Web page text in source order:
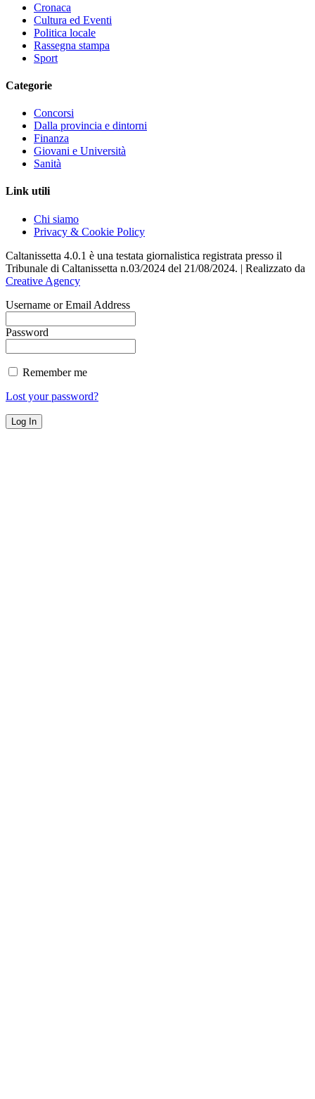
Cronaca
Cultura ed Eventi
Politica locale
Rassegna stampa
Sport
Categorie
Concorsi
Dalla provincia e dintorni
Finanza
Giovani e Università
Sanità
Link utili
Chi siamo
Privacy & Cookie Policy
Caltanissetta 4.0.1 è una testata giornalistica registrata presso il
Tribunale di Caltanissetta n.03/2024 del 21/08/2024. | Realizzato da
Creative Agency
Username or Email Address
Password
Remember me
Lost your password?